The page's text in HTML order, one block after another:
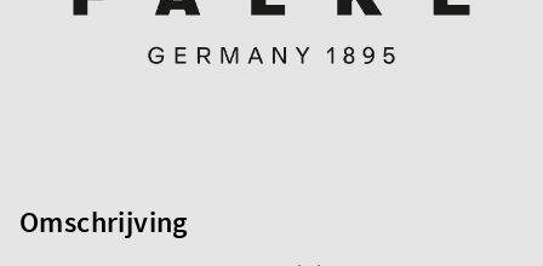
Omschrijving